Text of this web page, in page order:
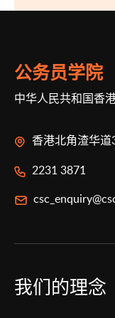
公务员学院
中华人民共和国香
香港北角渣华
2231 3871
我们的理念